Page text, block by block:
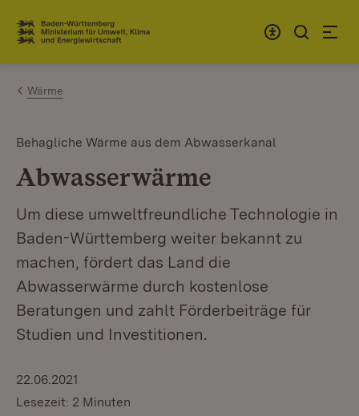
Zum Inhalt springen
Link zur Startseite
Wärme
Behagliche Wärme aus dem Abwasserkanal
Abwasserwärme
Um diese umweltfreundliche Technologie in
Baden-Württemberg weiter bekannt zu
machen, fördert das Land die
Abwasserwärme durch kostenlose
Beratungen und zahlt Förderbeiträge für
Studien und Investitionen.
22.06.2021
Lesezeit: 2 Minuten